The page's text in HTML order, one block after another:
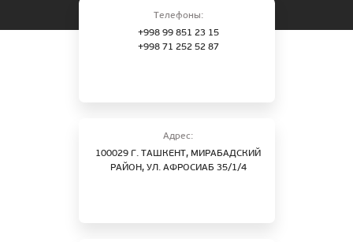
Телефоны:
+998 99 851 23 15
+998 71 252 52 87
Адрес:
100029 Г. ТАШКЕНТ, МИРАБАДСКИЙ
РАЙОН, УЛ. АФРОСИАБ 35/1/4